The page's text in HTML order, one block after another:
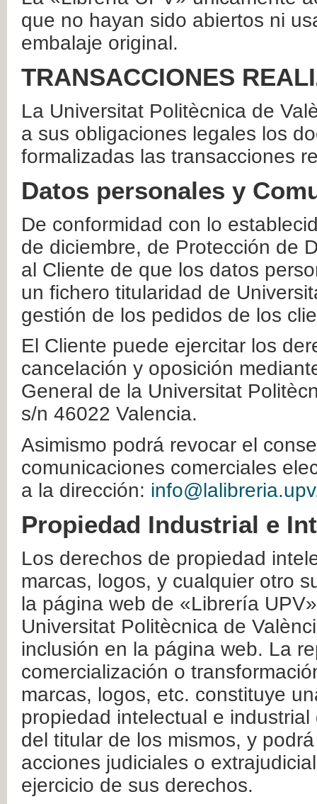
que no hayan sido abiertos ni
embalaje original.
TRANSACCIONES
La Universitat Politècnica de
a sus obligaciones legales los
formalizadas las transacciones
Datos personales y
De conformidad con lo
de diciembre, de Protección de
al Cliente de que los datos
un fichero titularidad de
gestión de los pedidos de los
El Cliente puede ejercitar los
cancelación y oposición
General de la Universitat
s/n 46022 Valencia.
Asimismo podrá revocar el
comunicaciones comerciales
a la dirección:
Propiedad Industrial e
Los derechos de propiedad
marcas, logos, y cualquier otro
la página web de «Librería
Universitat Politècnica de
inclusión en la página web. La
comercialización o
marcas, logos, etc. constituye
propiedad intelectual e
del titular de los mismos, y
acciones judiciales o
ejercicio de sus derechos.